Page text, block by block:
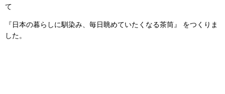
て
『日本の暮らしに馴染み、毎日眺めていたくなる茶筒』 をつくりま
した。